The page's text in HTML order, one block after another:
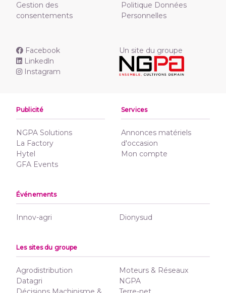
Gestion des
consentements
Politique Données
Personnelles
Facebook
Linkedln
Instagram
Un site du groupe
Publicité
NGPA Solutions
La Factory
Hytel
GFA Events
Services
Annonces matériels
d'occasion
Mon compte
Événements
Innov-agri Dionysud
Les sites du groupe
Agrodistribution
Datagri
Moteurs & Réseaux
NGPA